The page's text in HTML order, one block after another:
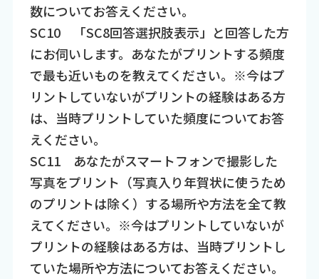
数についてお答えください。
SC10 「SC8回答選択肢表示」と回答した方
にお伺いします。あなたがプリントする頻度
で最も近いものを教えてください。※今はプ
リントしていないがプリントの経験はある方
は、当時プリントしていた頻度についてお答
えください。
SC11 あなたがスマートフォンで撮影した
写真をプリント（写真入り年賀状に使うため
のプリントは除く）する場所や方法を全て教
えてください。※今はプリントしていないが
プリントの経験はある方は、当時プリントし
ていた場所や方法についてお答えください。